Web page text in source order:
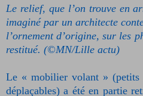
Le relief, que l’on trouve en
imaginé par un architecte
l’ornement d’origine, sur les
restitué. (©MN/Lille actu)
Le « mobilier volant » (petits
déplaçables) a été en partie